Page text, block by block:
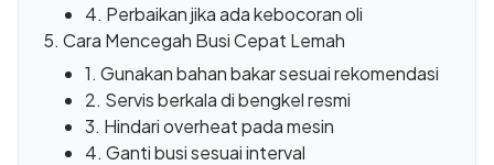
4. Perbaikan jika ada kebocoran oli
Cara Mencegah Busi Cepat Lemah
1. Gunakan bahan bakar sesuai rekomendasi
2. Servis berkala di bengkel resmi
3. Hindari overheat pada mesin
4. Ganti busi sesuai interval